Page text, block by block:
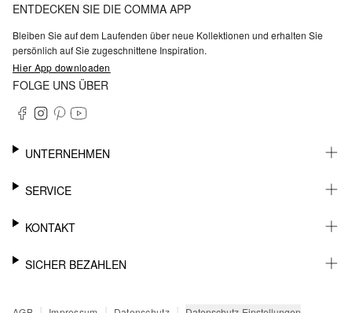
ENTDECKEN SIE DIE COMMA APP
Bleiben Sie auf dem Laufenden über neue Kollektionen und erhalten Sie
persönlich auf Sie zugeschnittene Inspiration.
Hier App downloaden
FOLGE UNS ÜBER
UNTERNEHMEN
KARRIERE
BARRIEREFREIHEIT
SERVICE
WHATSAPP
MEIN KONTO
KONTAKT
SUPPORT
SICHER BEZAHLEN